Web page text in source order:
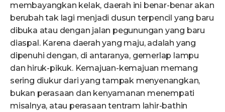
membayangkan kelak, daerah ini benar-benar akan
berubah tak lagi menjadi dusun terpencil yang baru
dibuka atau dengan jalan pegunungan yang baru
diaspal. Karena daerah yang maju, adalah yang
dipenuhi dengan, di antaranya, gemerlap lampu
dan hiruk-pikuk. Kemajuan-kemajuan memang
sering diukur dari yang tampak menyenangkan,
bukan perasaan dan kenyamanan menempati
misalnya, atau perasaan tentram lahir-bathin